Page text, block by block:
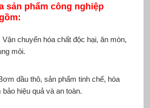
sản phẩm công nghiệp
Vận chuyển hóa chất độc hại, ăn mòn,
môi.
dầu thô, sản phẩm tinh chế, hóa
hiệu quả và an toàn.